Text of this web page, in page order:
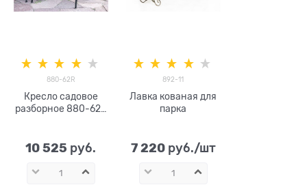
880-62R
Кресло садовое
разборное 880-62R
10 525 руб.
892-11
Лавка кованая для
парка
7 220 руб./шт